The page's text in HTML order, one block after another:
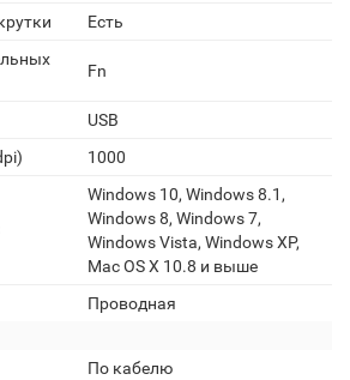
Есть
Fn
USB
1000
Windows 10, Windows 8.1,
Windows 8, Windows 7,
Windows Vista, Windows XP,
Mac OS X 10.8 и выше
Проводная
По кабелю